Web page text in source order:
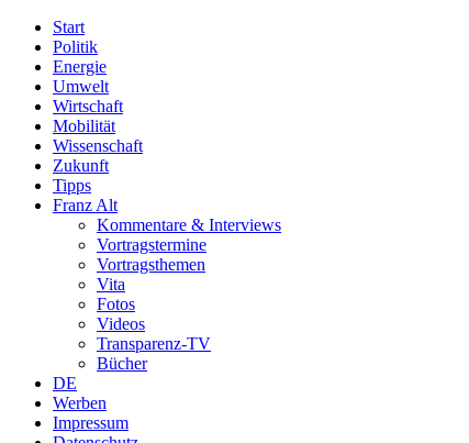
Start
Politik
Energie
Umwelt
Wirtschaft
Mobilität
Wissenschaft
Zukunft
Tipps
Franz Alt
Kommentare & Interviews
Vortragstermine
Vortragsthemen
Vita
Fotos
Videos
Transparenz-TV
Bücher
DE
Werben
Impressum